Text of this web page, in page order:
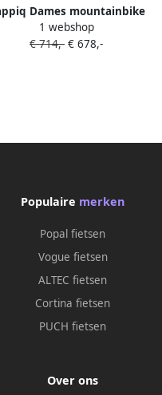
Dames mountainbike
61–66 cm – Voor
voor woon- en
1 webshop
€ 714,- € 678,-
Populaire merken
Popal fietsen
Vogue fietsen
ALTEC fietsen
Cortina fietsen
PUCH fietsen
Over ons